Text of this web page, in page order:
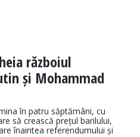
războiul
și Mohammad
în patru săptămâni, cu
să crească prețul barilului,
înaintea referendumului și